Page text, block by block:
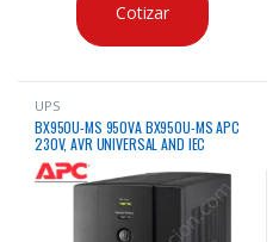
Cotizar
UPS
BX950U-MS 950VA BX950U-MS APC
230V, AVR UNIVERSAL AND IEC
SOCKETS